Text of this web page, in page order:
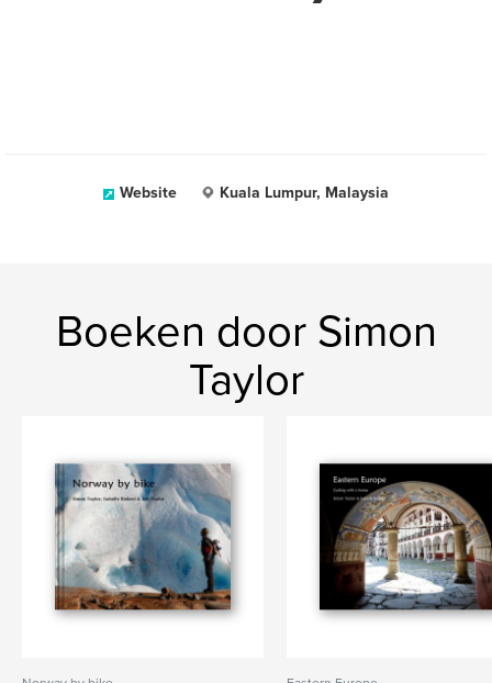
Website Kuala Lumpur, Malaysia
Boeken door Simon
Taylor